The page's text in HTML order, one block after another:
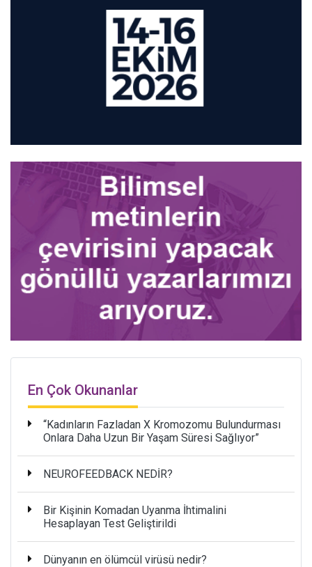
En Çok Okunanlar
“Kadınların Fazladan X Kromozomu Bulundurması
Onlara Daha Uzun Bir Yaşam Süresi Sağlıyor”
NEUROFEEDBACK NEDİR?
Bir Kişinin Komadan Uyanma İhtimalini
Hesaplayan Test Geliştirildi
Dünyanın en ölümcül virüsü nedir?